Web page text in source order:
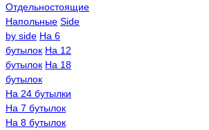
Отдельностоящие
Напольные Side
by side На 6
бутылок На 12
бутылок На 18
бутылок
На 24 бутылки
На 7 бутылок
На 8 бутылок